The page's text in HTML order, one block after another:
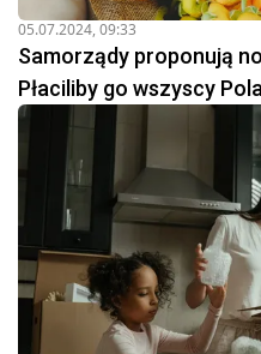
05.07.2024, 09:33
Samorządy proponują
Płaciliby go wszyscy